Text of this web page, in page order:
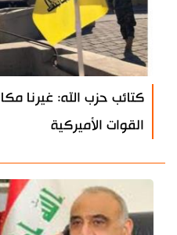
كتائب حزب الله: غيرنا
القوات الأميركية